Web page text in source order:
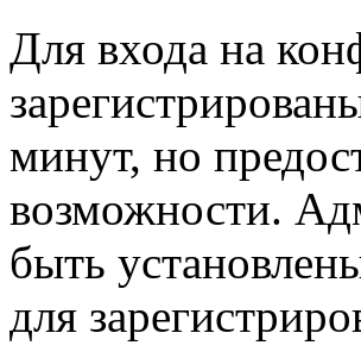
Для входа на
минут, но
возможности.
быть
для